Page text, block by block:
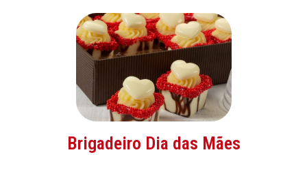
Brigadeiro Dia das Mães